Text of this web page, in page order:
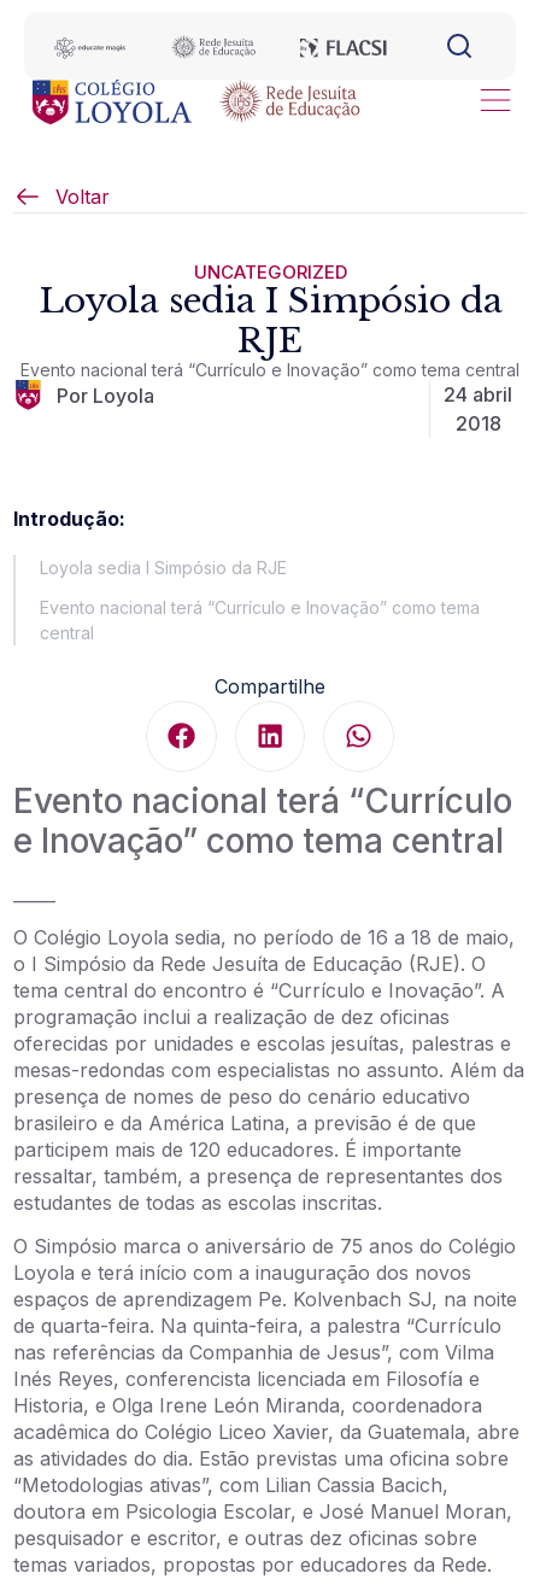
Voltar
UNCATEGORIZED
Loyola sedia I Simpósio da
RJE
Evento nacional terá “Currículo e Inovação” como tema central
Por Loyola
24 abril
2018
Introdução:
Loyola sedia I Simpósio da RJE
Evento nacional terá “Currículo e Inovação” como tema
central
Compartilhe
Evento nacional terá “Currículo
e Inovação” como tema central
O Colégio Loyola sedia, no período de 16 a 18 de maio,
o I Simpósio da Rede Jesuíta de Educação (RJE). O
tema central do encontro é “Currículo e Inovação”. A
programação inclui a realização de dez oficinas
oferecidas por unidades e escolas jesuítas, palestras e
mesas-redondas com especialistas no assunto. Além da
presença de nomes de peso do cenário educativo
brasileiro e da América Latina, a previsão é de que
participem mais de 120 educadores. É importante
ressaltar, também, a presença de representantes dos
estudantes de todas as escolas inscritas.
O Simpósio marca o aniversário de 75 anos do Colégio
Loyola e terá início com a inauguração dos novos
espaços de aprendizagem Pe. Kolvenbach SJ, na noite
de quarta-feira. Na quinta-feira, a palestra “Currículo
nas referências da Companhia de Jesus”, com Vilma
Inés Reyes, conferencista licenciada em Filosofía e
Historia, e Olga Irene León Miranda, coordenadora
acadêmica do Colégio Liceo Xavier, da Guatemala, abre
as atividades do dia. Estão previstas uma oficina sobre
“Metodologias ativas”, com Lilian Cassia Bacich,
doutora em Psicologia Escolar, e José Manuel Moran,
pesquisador e escritor, e outras dez oficinas sobre
temas variados, propostas por educadores da Rede.